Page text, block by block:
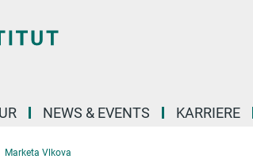
NEWS & EVENTS KARRIERE
Marketa Vlkova